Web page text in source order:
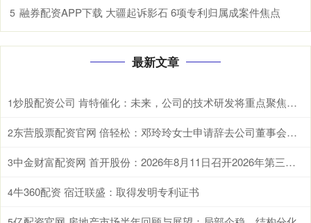
5 融券配资APP下载 大疆起诉影石 6项专利归属成案件焦点
最新文章
1 炒股配资公司 肯特催化：未来，公司的技术研发将重点聚焦于现有生产工艺的优化迭代、全新产品开发以及前沿技术市场转化落地
2 东营股票配资官网 倍轻松：邓玲玲女士申请辞去公司董事会秘书职务
3 中金财富配资网 首开股份：2026年8月11日召开2026年第三次临时股东会
4牛360配资 宿迁联盛：取得发明专利证书